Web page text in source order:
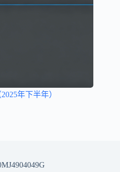
年下半年）